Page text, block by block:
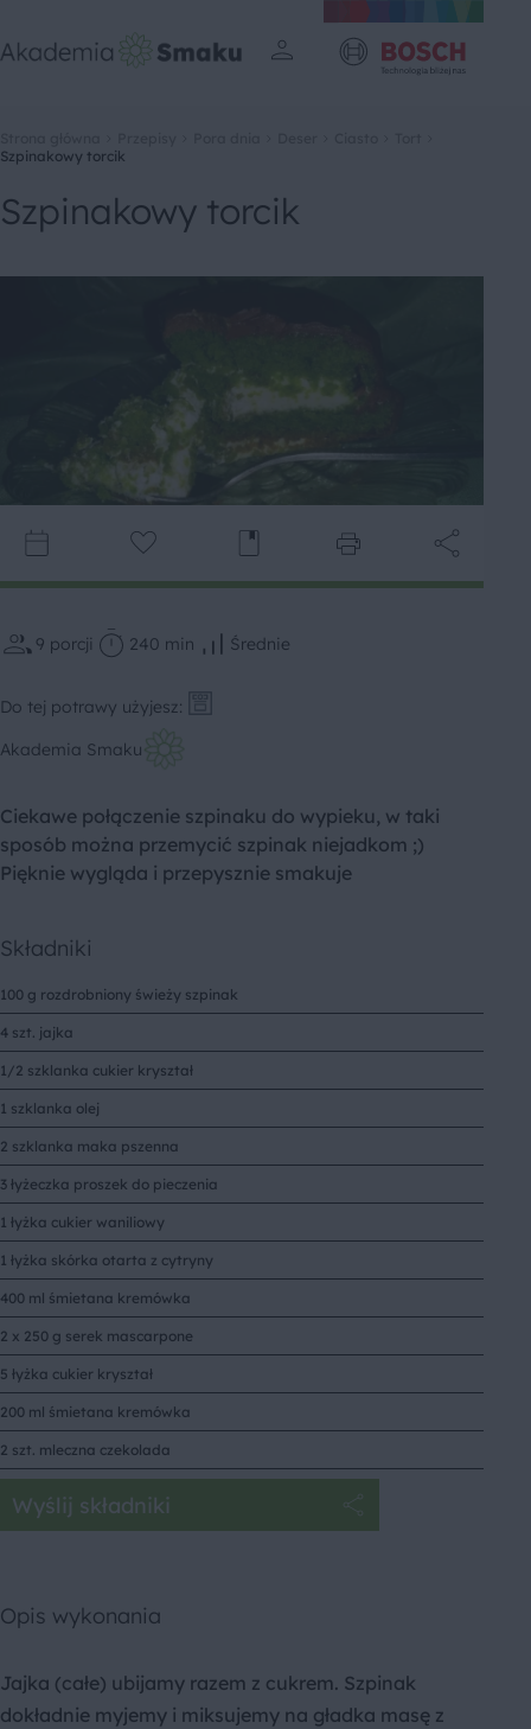
Szpinakowy torcik
Szpinakowy torcik
9 porcji 240 min Średnie
Do tej potrawy użyjesz:
Akademia Smaku
Ciekawe połączenie szpinaku do wypieku, w taki
sposób można przemycić szpinak niejadkom ;)
Pięknie wygląda i przepysznie smakuje
Składniki
100 g rozdrobniony świeży szpinak
4 szt. jajka
1/2 szklanka cukier kryształ
1 szklanka olej
2 szklanka maka pszenna
3 łyżeczka proszek do pieczenia
1 łyżka cukier waniliowy
1 łyżka skórka otarta z cytryny
400 ml śmietana kremówka
2 x 250 g serek mascarpone
5 łyżka cukier kryształ
200 ml śmietana kremówka
2 szt. mleczna czekolada
Wyślij składniki
Opis wykonania
Jajka (całe) ubijamy razem z cukrem. Szpinak
dokładnie myjemy i miksujemy na gładka masę z